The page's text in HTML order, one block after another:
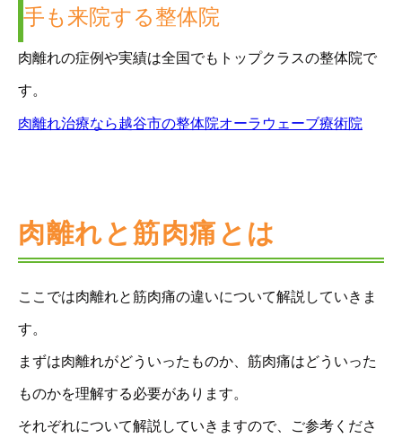
手も来院する整体院
肉離れの症例や実績は全国でもトップクラスの整体院で
す。
肉離れ治療なら越谷市の整体院オーラウェーブ療術院
肉離れと筋肉痛とは
ここでは肉離れと筋肉痛の違いについて解説していきま
す。
まずは肉離れがどういったものか、筋肉痛はどういった
ものかを理解する必要があります。
それぞれについて解説していきますので、ご参考くださ